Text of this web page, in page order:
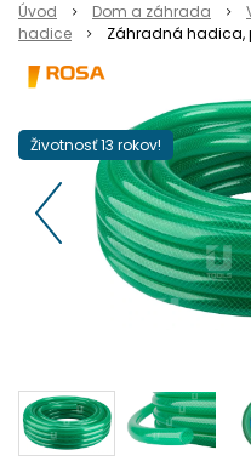
Úvod Dom a záhrada
hadice
Záhradná hadica,
Životnosť 13 rokov!